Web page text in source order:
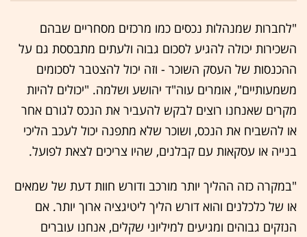
"לחברות שמנהלות נכסים כמו מרכזים מסחריים שבהם
השכירות יכולה להגיע לסכום גבוה ולעתים מתבססת גם על
ההכנסות של העסק השוכר - וזה יכול להצטבר לסכומים
משמעותיים", אומרים עוה"ד יהושע ושלמה. "יכולים להיות
מקרים שאנחנו רוצים לבקש להעביר את הנכס לגורם אחר
או להשביח את הנכס, ושוכר שלא מתפנה יכול לעכב הליכי
בנייה או עסקאות עם קבלנים, שהיו צריכים לצאת לפועל.
"במקרה כזה ההליך יותר מורכב ודורש חוות דעת של שמאים
או של כלכלנים והוא דורש הליך ליטיגציה ארוך יותר. אם
הנזקים גבוהים ומגיעים למיליוני שקלים, אנחנו עוברים